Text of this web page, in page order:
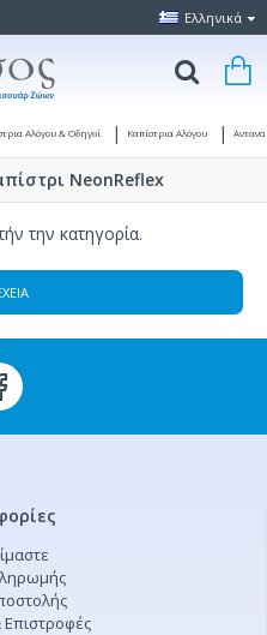
Ελληνικά
Αλόγου & Οδηγοί Καπίστρια Αλόγου
NeonReflex
την κατηγορία.